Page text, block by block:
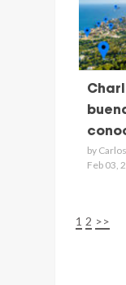
by
Feb 03,
1 2 >>